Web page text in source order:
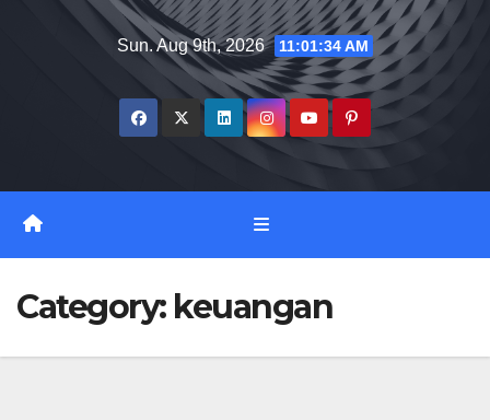
Sun. Aug 9th, 2026 11:01:35 AM
Category: keuangan